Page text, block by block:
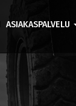
ASIAKASPALVELU